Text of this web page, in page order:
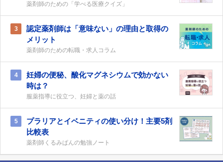
薬剤師のための「学べる医療クイズ」
3
認定薬剤師は「意味ない」の理由と取得の
メリット
薬剤師のための転職・求人コラム
4
妊婦の便秘、酸化マグネシウムで効かない
時は？
服薬指導に役立つ、妊婦と薬の話
5
プラリアとイベニティの使い分け！主要5剤
比較表
薬剤師くるみぱんの勉強ノート